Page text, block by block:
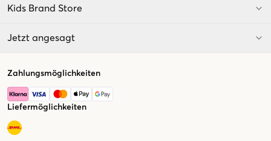
Kids Brand Store
Jetzt angesagt
Zahlungsmöglichkeiten
Liefermöglichkeiten